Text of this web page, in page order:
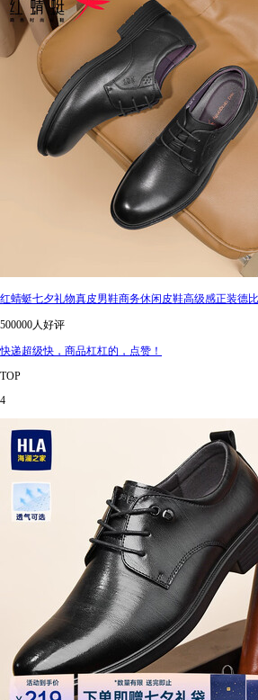
红蜻蜓七夕礼物真皮男鞋商务休闲皮鞋高级感正装德
500000人好评
快递超级快，商品杠杠的，点赞！
TOP
4